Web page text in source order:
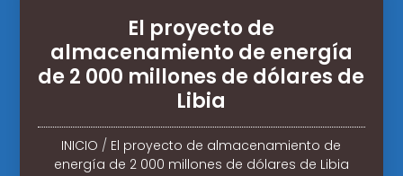
El proyecto de
almacenamiento de energía
de 2 000 millones de dólares de
Libia
INICIO / El proyecto de almacenamiento de
energía de 2 000 millones de dólares de Libia